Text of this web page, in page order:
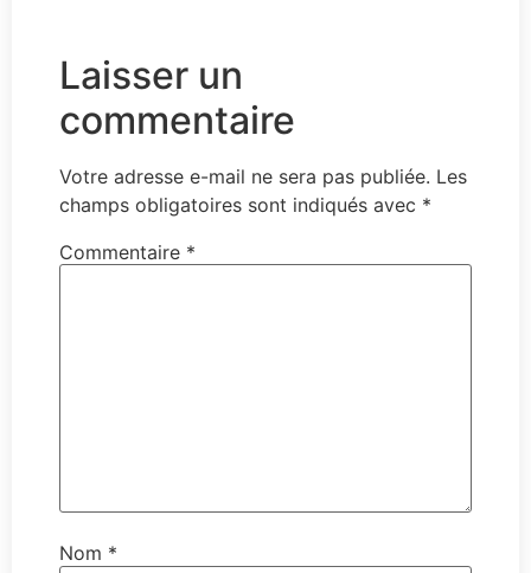
Laisser un
commentaire
Votre adresse e-mail ne sera pas publiée. Les
champs obligatoires sont indiqués avec *
Commentaire *
Nom *